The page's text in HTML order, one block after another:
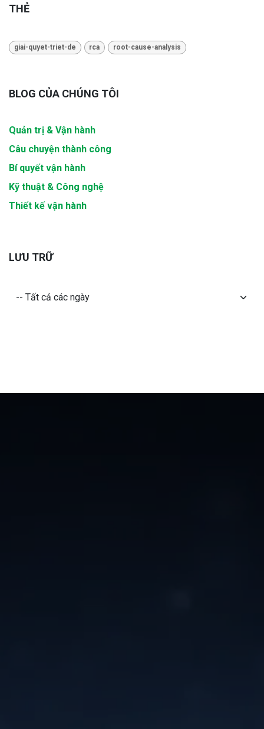
THẺ
giai-quyet-triet-de rca root-cause-analysis
BLOG CỦA CHÚNG TÔI
Quản trị & Vận hành
Câu chuyện thành công
Bí quyết vận hành
Kỹ thuật & Công nghệ
Thiết kế vận hành
LƯU TRỮ